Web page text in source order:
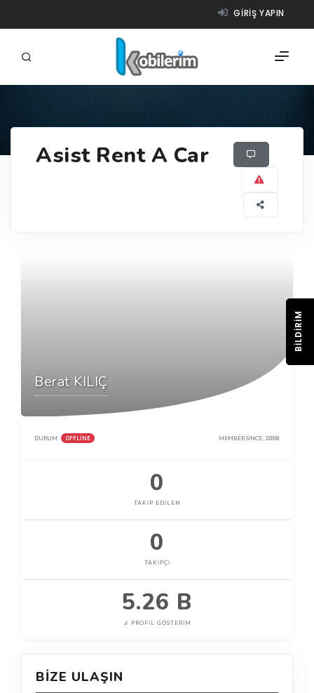
GIRIŞ YAPIN
ÜRÜNLER
Asist Rent A Car
Berat KILIÇ
DURUM: OFFLINE MEMBER SINCE: 2008
0
TAKIP EDILEN
0
TAKIPÇI
5.26 B
PROFIL GÖSTERIM
BIZE ULAŞIN
BILDIRIM